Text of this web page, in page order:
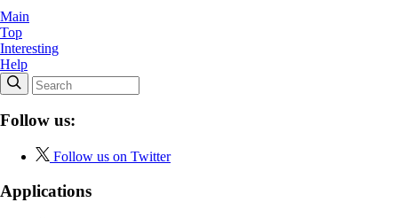
Main
Top
Interesting
Help
Follow us:
Follow us on Twitter
Applications